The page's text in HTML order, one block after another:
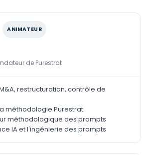
ANIMATEUR
de Purestrat
restructuration, contrôle de
méthodologie Purestrat
méthodologique des prompts
IA et l'ingénierie des prompts